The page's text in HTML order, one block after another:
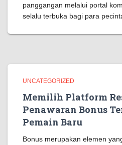
panggangan melalui portal
selalu terbuka bagi para
UNCATEGORIZED
Memilih Platform
Penawaran Bonus
Pemain Baru
Bonus merupakan elemen